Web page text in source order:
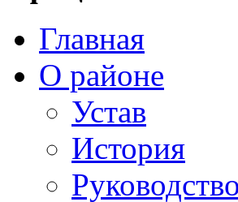
Главная
О районе
Устав
История